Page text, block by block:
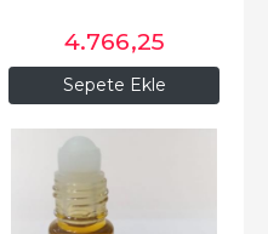
Sepete Ekle
4.766,25